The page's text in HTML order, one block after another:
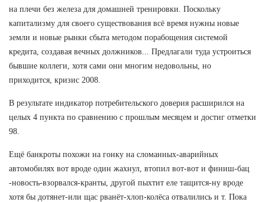
на плечи без железа для домашней тренировки. Поскольку
капитализму для своего существования всё время нужны новые
земли и новые рынки сбыта методом порабощения системой
кредита, создавая вечных должников... Предлагали туда устроиться
бывшие коллеги, хотя сами они многим недовольны, но
приходится, кризис 2008.
В результате индикатор потребительского доверия расширился на
целых 4 пункта по сравнению с прошлым месяцем и достиг отметки
98.
Ещё банкроты похожи на гонку на сломанных-аварийных
автомобилях вот вроде один жахнул, втопил вот-вот и финиш-бац
-новость-взорвался-кранты, другой пыхтит еле тащится-ну вроде
хотя бы дотянет-или щас рванёт-хлоп-колёса отвалились и т. Пока